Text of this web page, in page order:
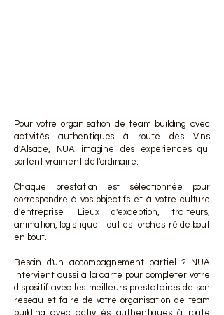
Pour votre organisation de team building avec
activités authentiques à route des Vins
d'Alsace, NUA imagine des expériences qui
sortent vraiment de l'ordinaire.
Chaque prestation est sélectionnée pour
correspondre à vos objectifs et à votre culture
d'entreprise. Lieux d'exception, traiteurs,
animation, logistique : tout est orchestré de bout
en bout.
Besoin d'un accompagnement partiel ? NUA
intervient aussi à la carte pour compléter votre
dispositif avec les meilleurs prestataires de son
réseau et faire de votre organisation de team
building avec activités authentiques à route